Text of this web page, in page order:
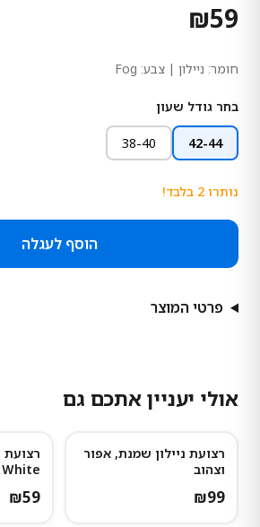
₪59
חומר: ניילון | צבע: Fog
בחר גודל שעון
42-44
38-40
נותרו 2 בלבד!
הוסף לעגלה
פרטי המוצר
אולי יעניין אתכם גם
רצועת ניילון שמנת, אפור
וצהוב
₪99
White
₪59